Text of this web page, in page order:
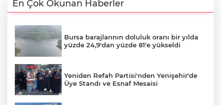
En Çok Okunan Haberler
Bursa barajlarının doluluk oranı bir yılda
yüzde 24,9'dan yüzde 81'e yükseldi
Yeniden Refah Partisi'nden Yenişehir'de
Üye Standı ve Esnaf Mesaisi